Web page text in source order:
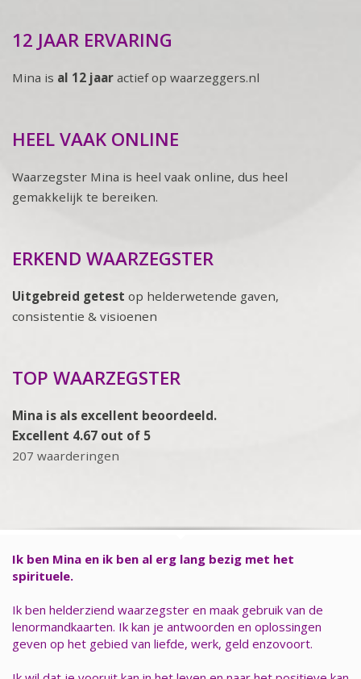
12 JAAR ERVARING
Mina is al 12 jaar actief op waarzeggers.nl
HEEL VAAK ONLINE
Waarzegster Mina is heel vaak online, dus heel
gemakkelijk te bereiken.
ERKEND WAARZEGSTER
Uitgebreid getest op helderwetende gaven,
consistentie & visioenen
TOP WAARZEGSTER
Mina is als excellent beoordeeld.
Excellent 4.67 out of 5
207 waarderingen
Ik ben Mina en ik ben al erg lang bezig met het
spirituele.
Ik ben helderziend waarzegster en maak gebruik van de
lenormandkaarten. Ik kan je antwoorden en oplossingen
geven op het gebied van liefde, werk, geld enzovoort.